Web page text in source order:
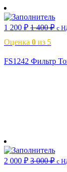
1 200 ₽ 1 400₽ с
Оценка 0 из 5
FS1242 Фильтр
2 000 ₽ 3 000₽ с